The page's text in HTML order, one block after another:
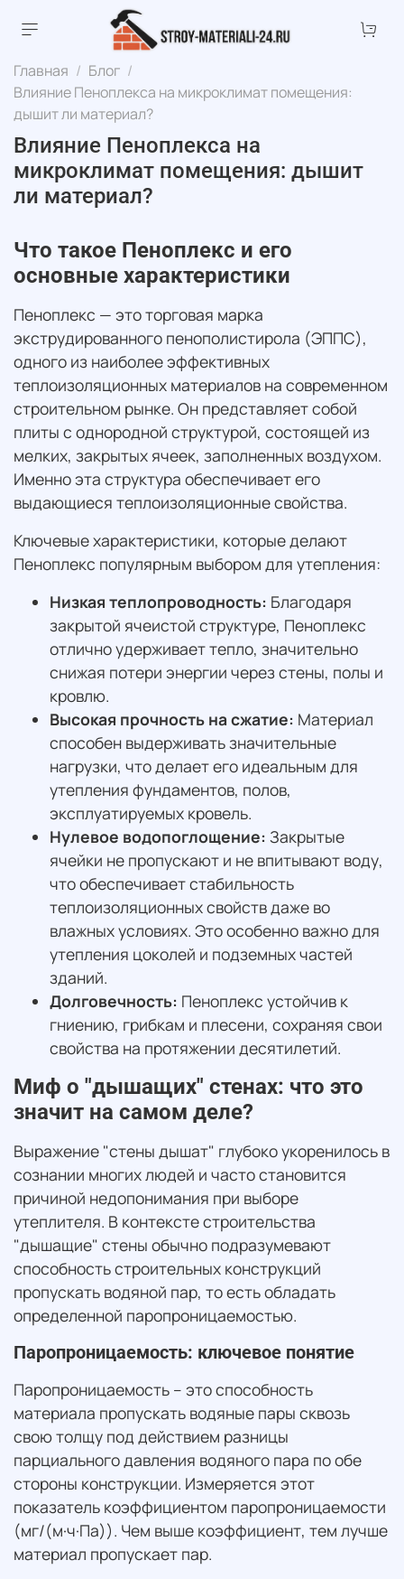
Главная
Блог
Влияние Пеноплекса на микроклимат помещения:
дышит ли материал?
Влияние Пеноплекса на
микроклимат помещения: дышит
ли материал?
Что такое Пеноплекс и его
основные характеристики
Пеноплекс — это торговая марка
экструдированного пенополистирола (ЭППС),
одного из наиболее эффективных
теплоизоляционных материалов на современном
строительном рынке. Он представляет собой
плиты с однородной структурой, состоящей из
мелких, закрытых ячеек, заполненных воздухом.
Именно эта структура обеспечивает его
выдающиеся теплоизоляционные свойства.
Ключевые характеристики, которые делают
Пеноплекс популярным выбором для утепления:
Низкая теплопроводность: Благодаря
закрытой ячеистой структуре, Пеноплекс
отлично удерживает тепло, значительно
снижая потери энергии через стены, полы и
кровлю.
Высокая прочность на сжатие: Материал
способен выдерживать значительные
нагрузки, что делает его идеальным для
утепления фундаментов, полов,
эксплуатируемых кровель.
Нулевое водопоглощение: Закрытые
ячейки не пропускают и не впитывают воду,
что обеспечивает стабильность
теплоизоляционных свойств даже во
влажных условиях. Это особенно важно для
утепления цоколей и подземных частей
зданий.
Долговечность: Пеноплекс устойчив к
гниению, грибкам и плесени, сохраняя свои
свойства на протяжении десятилетий.
Миф о "дышащих" стенах: что это
значит на самом деле?
Выражение "стены дышат" глубоко укоренилось в
сознании многих людей и часто становится
причиной недопонимания при выборе
утеплителя. В контексте строительства
"дышащие" стены обычно подразумевают
способность строительных конструкций
пропускать водяной пар, то есть обладать
определенной паропроницаемостью.
Паропроницаемость: ключевое понятие
Паропроницаемость – это способность
материала пропускать водяные пары сквозь
свою толщу под действием разницы
парциального давления водяного пара по обе
стороны конструкции. Измеряется этот
показатель коэффициентом паропроницаемости
(мг/(м·ч·Па)). Чем выше коэффициент, тем лучше
материал пропускает пар.